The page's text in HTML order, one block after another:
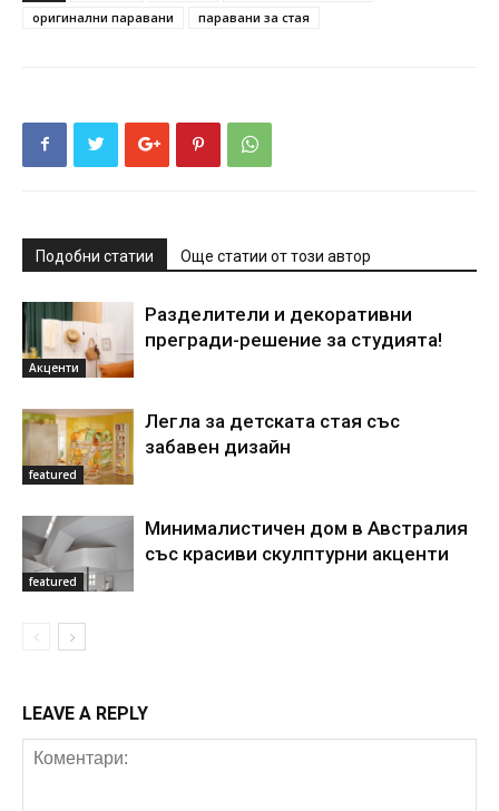
оригинални паравани
паравани за стая
Подобни статии Още статии от този автор
Акценти
Разделители и декоративни
прегради-решение за студията!
featured
Легла за детската стая със
забавен дизайн
featured
Минималистичен дом в Австралия
със красиви скулптурни акценти
LEAVE A REPLY